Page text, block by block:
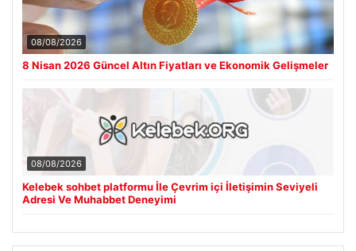
08/08/2026
8 Nisan 2026 Güncel Altın Fiyatları ve Ekonomik Gelişmeler
08/08/2026
Kelebek sohbet platformu İle Çevrim içi İletişimin Seviyeli
Adresi Ve Muhabbet Deneyimi